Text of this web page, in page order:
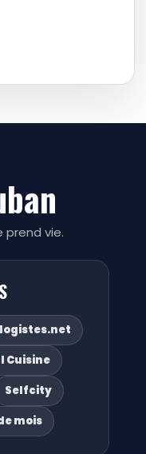
prend vie.
Cuisine
Selfcity
mois